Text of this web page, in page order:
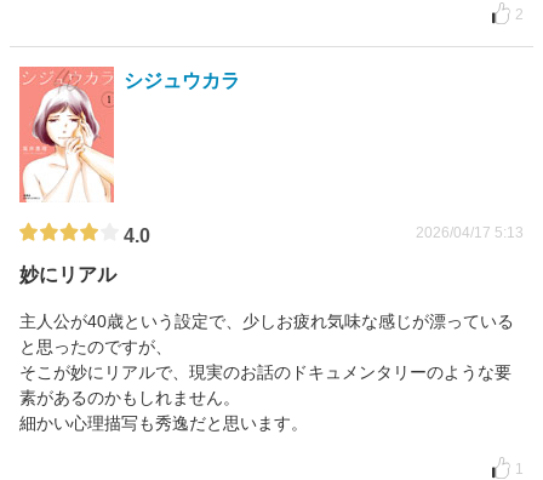
2
シジュウカラ
4.0 2026/04/17 5:13
妙にリアル
主人公が40歳という設定で、少しお疲れ気味な感じが漂っている
と思ったのですが、
そこが妙にリアルで、現実のお話のドキュメンタリーのような要
素があるのかもしれません。
細かい心理描写も秀逸だと思います。
1